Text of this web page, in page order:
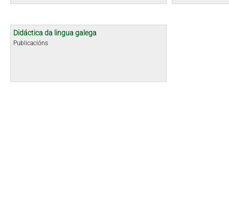
Didáctica da lingua galega
Publicacións